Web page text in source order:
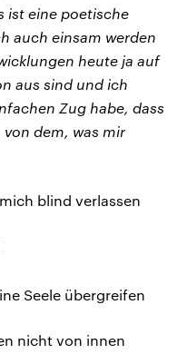
ist eine poetische
auch einsam werden
heute ja auf
aus sind und ich
Zug habe, dass
dem, was mir
blind verlassen
Seele übergreifen
nicht von innen